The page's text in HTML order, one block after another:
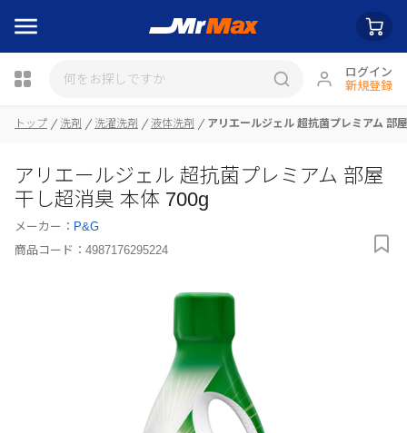
ログイン
新規登録
トップ 洗剤 洗濯洗剤 液体洗剤 アリエールジェル 超抗菌プレミアム 部
アリエールジェル 超抗菌プレミアム 部屋
干し超消臭 本体 700g
メーカー： P&G
商品コード： 4987176295224